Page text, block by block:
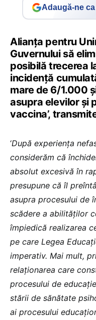
Adaugă-ne
Alianţa pentru
Guvernului să
posibilă trecerea
incidenţă
mare de 6/1.000
asupra elevilor şi
vaccina’,
‘După experienţa
considerăm că
absolut excesivă în
presupune că îl
asupra procesului de
scădere a abilităţilor
împiedică realizarea
pe care Legea
imperativ. Mai mult,
relaţionarea care
procesului de
stării de sănătate
ai procesului